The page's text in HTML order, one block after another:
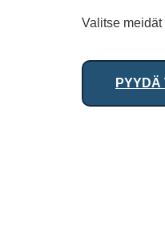
Valitse
PYYDÄ